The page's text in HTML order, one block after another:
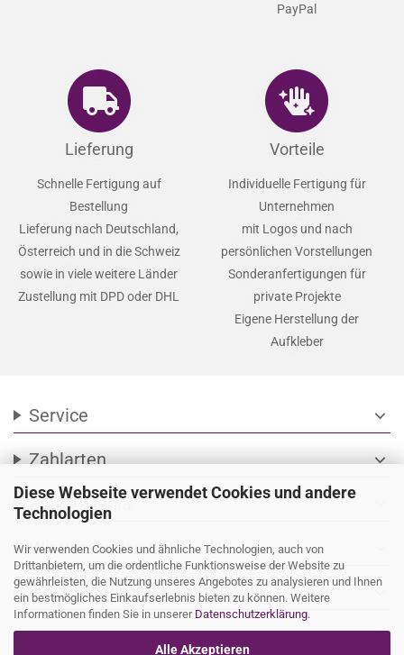
Diese Webseite verwendet Cookies und andere
Technologien
Wir verwenden Cookies und ähnliche Technologien, auch von
Drittanbietern, um die ordentliche Funktionsweise der Website zu
gewährleisten, die Nutzung unseres Angebotes zu analysieren und Ihnen
ein bestmögliches Einkaufserlebnis bieten zu können. Weitere
Informationen finden Sie in unserer Datenschutzerklärung.
Alle Akzeptieren
PayPal
Lieferung
Schnelle Fertigung auf
Bestellung
Lieferung nach Deutschland,
Österreich und in die Schweiz
sowie in viele weitere Länder
Zustellung mit DPD oder DHL
Vorteile
Individuelle Fertigung für
Unternehmen
mit Logos und nach
persönlichen Vorstellungen
Sonderanfertigungen für
private Projekte
Eigene Herstellung der
Aufkleber
Service expand_more
Zahlarten expand_more
Social Media
Wir versenden mit
Ihre persönliche Seite expand_more